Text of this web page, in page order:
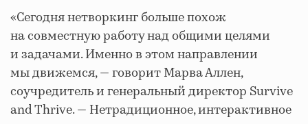
«Сегодня нетворкинг больше похож
на совместную работу над общими целями
и задачами. Именно в этом направлении
мы движемся, — говорит Марва Аллен,
соучредитель и генеральный директор Survive
and Thrive. — Нетрадиционное, интерактивное